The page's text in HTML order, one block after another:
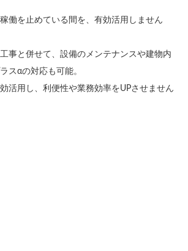
働を止めている間を、有効活用しません
事と併せて、設備のメンテナンスや建物内
スαの対応も可能。
活用し、利便性や業務効率をUPさせません